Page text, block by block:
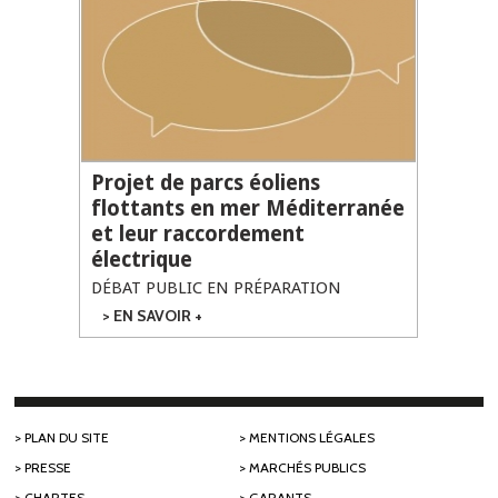
ÉLECTRIQUE ENTRE
LA FRANCE ET LE
ROYAUME-UNI
Projet de parcs éoliens
flottants en mer Méditerranée
et leur raccordement
électrique
DÉBAT PUBLIC EN PRÉPARATION
EN SAVOIR +
PARCS ÉOLIENS
MÉDITERRANÉE
RACCORDEMENT
PLAN DU SITE
MENTIONS LÉGALES
PRESSE
MARCHÉS PUBLICS